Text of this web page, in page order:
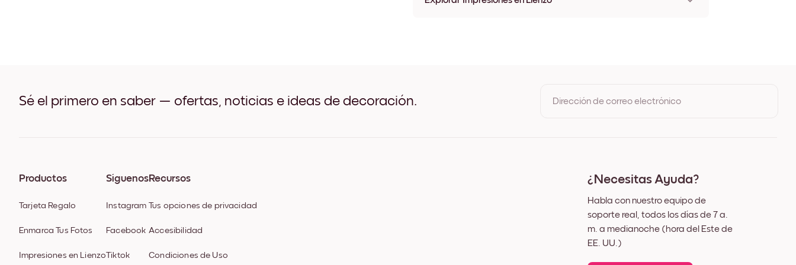
Sé el primero en saber — ofertas, noticias e ideas de decoración. Dirección de correo electrónico
Productos
Tarjeta Regalo
Enmarca Tus Fotos
Impresiones en Lienzo
Síguenos
Instagram
Facebook
Tiktok
Recursos
Tus opciones de privacidad
Accesibilidad
Condiciones de Uso
¿Necesitas Ayuda?
Habla con nuestro equipo de
soporte real, todos los días de 7 a.
m. a medianoche (hora del Este de
EE. UU.)